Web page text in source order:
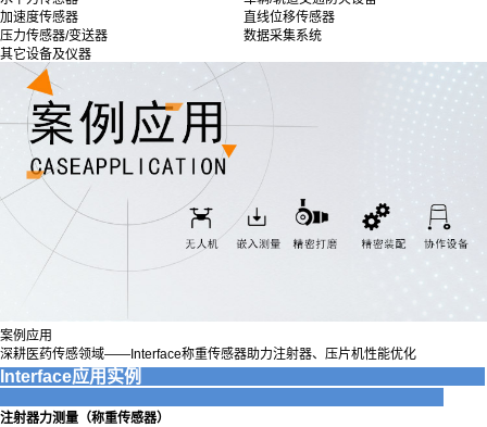
加速度传感器
直线位移传感器
压力传感器/变送器
数据采集系统
其它设备及仪器
案例应用
深耕医药传感领域——Interface称重传感器助力注射器、压片机性能优化
Interface应用实例
注射器力测量（称重传感器）